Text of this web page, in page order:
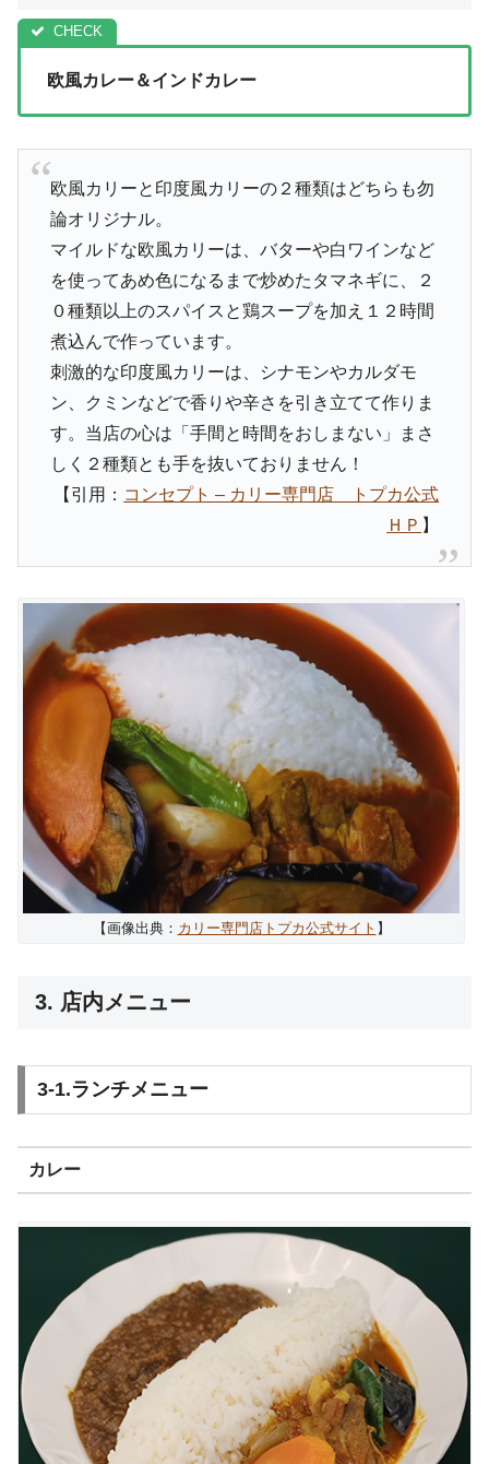
欧風カレー＆インドカレー
欧風カリーと印度風カリーの２種類はどちらも勿
論オリジナル。
マイルドな欧風カリーは、バターや白ワインなど
を使ってあめ色になるまで炒めたタマネギに、２
０種類以上のスパイスと鶏スープを加え１２時間
煮込んで作っています。
刺激的な印度風カリーは、シナモンやカルダモ
ン、クミンなどで香りや辛さを引き立てて作りま
す。当店の心は「手間と時間をおしまない」まさ
しく２種類とも手を抜いておりません！
【引用： コンセプト – カリー専門店 トプカ公式
ＨＰ 】
【画像出典： カリー専門店トプカ公式サイト 】
3. 店内メニュー
3-1.ランチメニュー
カレー